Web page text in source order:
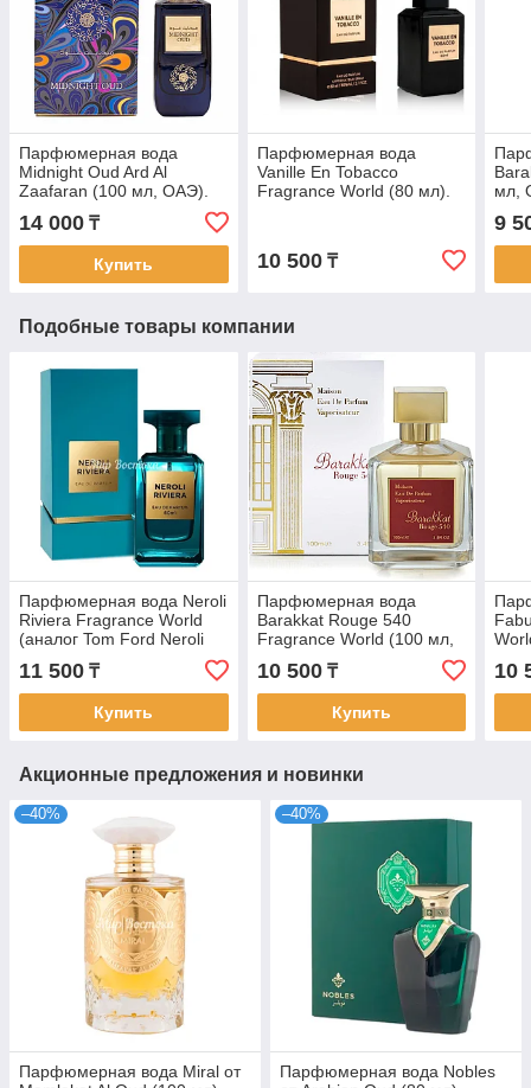
Парфюмерная вода
Midnight Oud Ard Al
Zaafaran (100 мл, ОАЭ).
Аналог Interlude Man
Amouage
14 000 ₸
Купить
Парфюмерная вода
Vanille En Tobacco
Fragrance World (80 мл).
10 500₸
мл,
9
Подобные товары компании
Парфюмерная вода Neroli
Riviera Fragrance World
(аналог Tom Ford Neroli
11 500 ₸
Купить
Парфюмерная вода
Barakkat Rouge 540
Fragrance World (100 мл,
Rouge 540 Maison
10 500₸
Купить
10
Акционные предложения и новинки
–40%
Парфюмерная вода Miral от
–40%
Парфюмерная вода Nobles